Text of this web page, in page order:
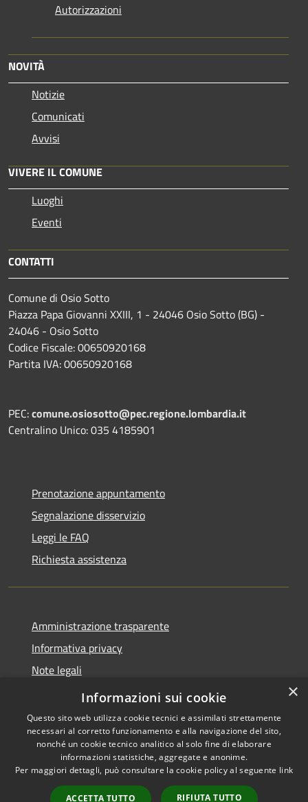
Autorizzazioni
NOVITÀ
Notizie
Comunicati
Avvisi
VIVERE IL COMUNE
Luoghi
Eventi
CONTATTI
Comune di Osio Sotto
Piazza Papa Giovanni XXIII, 1 - 24046 Osio Sotto (BG) -
24046 - Osio Sotto
Codice Fiscale: 00650920168
Partita IVA: 00650920168
PEC:comune.osiosotto@pec.regione.lombardia.it
Centralino Unico: 035 4185901
Prenotazione appuntamento
Segnalazione disservizio
Leggi le FAQ
Richiesta assistenza
Amministrazione trasparente
Informativa privacy
Note legali
Dichiarazione di accessibilità 2025
Accessibilità
Copyright © 2026 • Comune di
Osio Sotto • Powered by
Municipium• Accesso
×
Informazioni sui cookie
Questo sito web utilizza cookie tecnici e assimilati strettamente
necessari al corretto funzionamento e alla navigazione del sito,
nonché un cookie tecnico analitico al solo fine di elaborare
informazioni statistiche, aggregate e anonime.
Per maggiori dettagli, può consultare la cookie policy al seguente link
ACCETTA TUTTO RIFIUTA TUTTO